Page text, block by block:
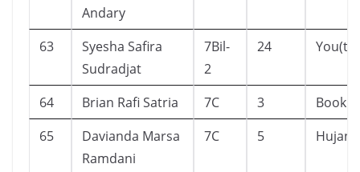
Andary
63
Syesha Safira
Sudradjat
7Bil-
2
24 You(th)
64 Brian Rafi Satria 7C 3
Book
65
Davianda Marsa
Ramdani
7C 5 Hujan